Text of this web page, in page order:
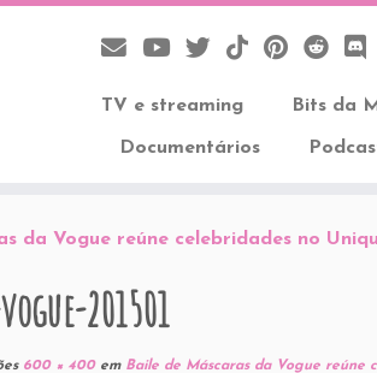
TV e streaming Bits da
Documentários
da Vogue reúne celebridades no
201501
600 × 400emBaile de Máscaras da Vogue reúne